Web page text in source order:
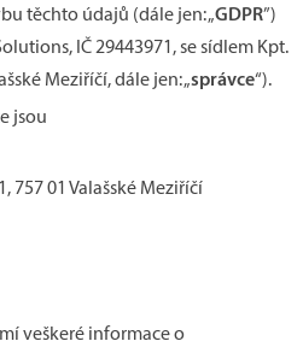
těchto údajů (dále jen: „GDPR”)
IČ 29443971, se sídlem Kpt.
Meziříčí, dále jen: „správce“).
jsou
757 01 Valašské Meziříčí
veškeré informace o